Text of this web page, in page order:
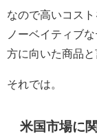
なので高いコス
ノーベイティブ
方に向いた商品と
それでは。
米国市場に